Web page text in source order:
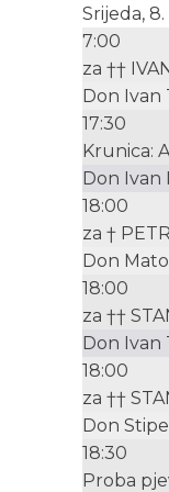
Srijeda,
7:00
za ††
Don
17:30
Krunica:
Don Ivan
18:00
za †
Don
18:00
za ††
Don
18:00
za ††
Don
18:30
Proba